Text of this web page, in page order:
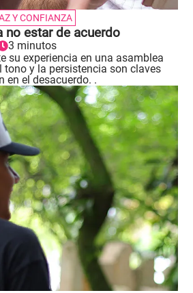
Y CONFIANZA
no estar de acuerdo
3 minutos
su experiencia en una asamblea
tono y la persistencia son claves
en el desacuerdo. .